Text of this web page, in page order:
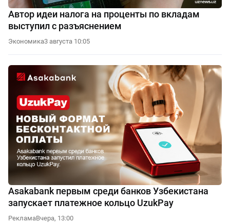
Автор идеи налога на проценты по вкладам
выступил с разъяснением
Экономика3 августа 10:05
Asakabank первым среди банков Узбекистана
запускает платежное кольцо UzukPay
РекламаВчера, 13:00